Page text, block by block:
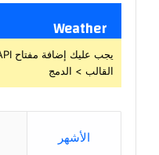
Weather
القالب > الدمج
الأشهر